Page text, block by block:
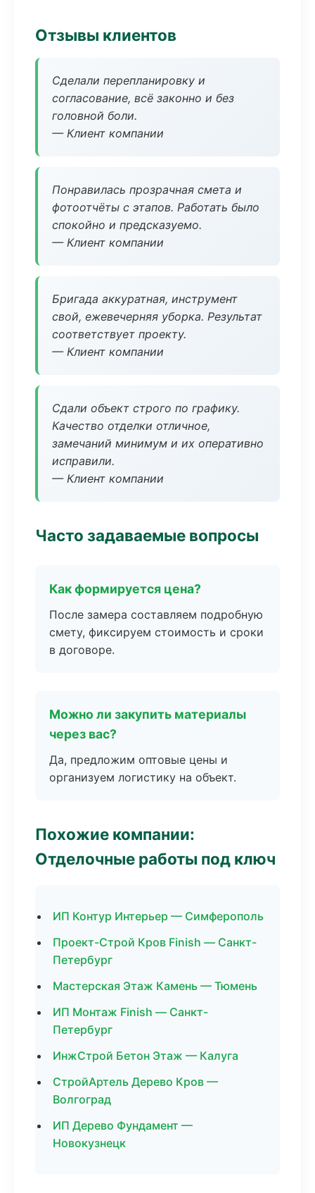
Отзывы клиентов
Сделали перепланировку и
согласование, всё законно и без
головной боли.
— Клиент компании
Понравилась прозрачная смета и
фотоотчёты с этапов. Работать было
спокойно и предсказуемо.
— Клиент компании
Бригада аккуратная, инструмент
свой, ежевечерняя уборка. Результат
соответствует проекту.
— Клиент компании
Сдали объект строго по графику.
Качество отделки отличное,
замечаний минимум и их оперативно
исправили.
— Клиент компании
Часто задаваемые вопросы
Как формируется цена?
После замера составляем подробную
смету, фиксируем стоимость и сроки
в договоре.
Можно ли закупить материалы
через вас?
Да, предложим оптовые цены и
организуем логистику на объект.
Похожие компании:
Отделочные работы под ключ
ИП Контур Интерьер — Симферополь
Проект-Строй Кров Finish — Санкт-
Петербург
Мастерская Этаж Камень — Тюмень
ИП Монтаж Finish — Санкт-
Петербург
ИнжСтрой Бетон Этаж — Калуга
СтройАртель Дерево Кров —
Волгоград
ИП Дерево Фундамент —
Новокузнецк